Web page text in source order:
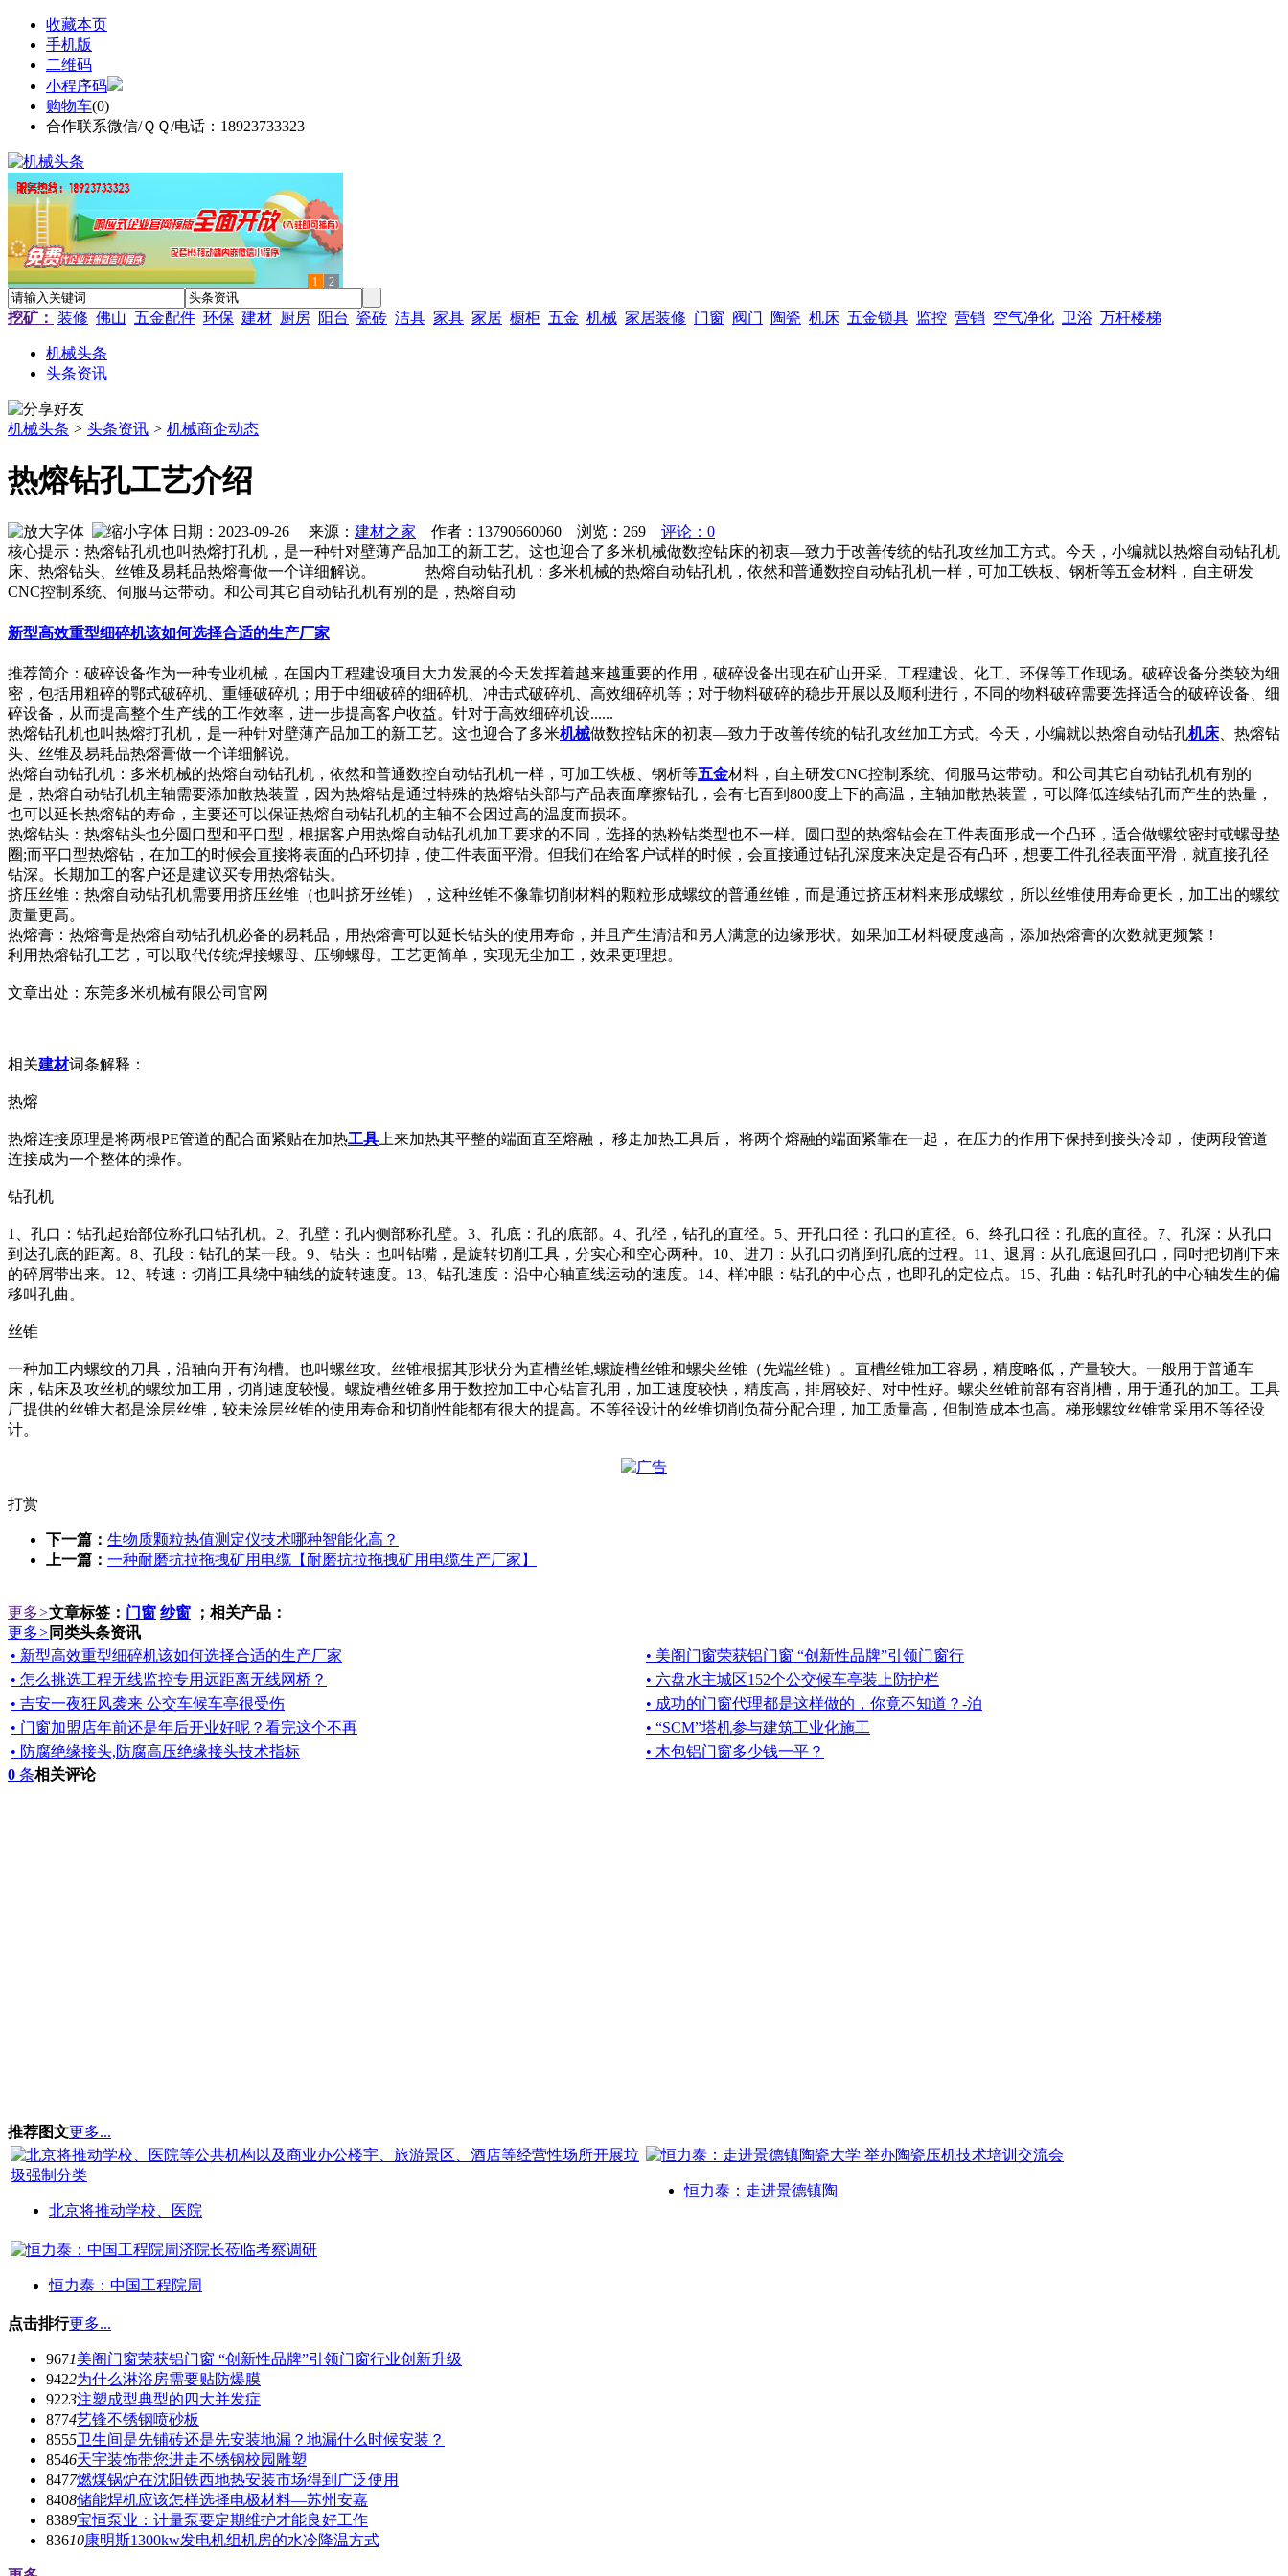
收藏本页
手机版
二维码
小程序码
购物车(0)
合作联系微信/ＱＱ/电话：18923733323
1 2
挖矿： 装修 佛山 五金配件 环保 建材 厨房 阳台 瓷砖 洁具 家具 家居 橱柜 五金 机械 家居装修 门窗 阀门 陶瓷 机床 五金锁具 监控 营销 空气净化 卫浴 万杆楼梯
机械头条
头条资讯
机械头条 > 头条资讯 > 机械商企动态
热熔钻孔工艺介绍
日期：2023-09-26 来源： 建材之家 作者：13790660060 浏览： 269
评论：0
核心提示：热熔钻孔机也叫热熔打孔机，是一种针对壁薄产品加工的新工艺。这也迎合了多米机械做数控钻床的初衷—致力于改善传统的钻孔攻丝加工方式。今天，小编就以热熔自动钻孔机
床、热熔钻头、丝锥及易耗品热熔膏做一个详细解说。 热熔自动钻孔机：多米机械的热熔自动钻孔机，依然和普通数控自动钻孔机一样，可加工铁板、钢析等五金材料，自主研发
CNC控制系统、伺服马达带动。和公司其它自动钻孔机有别的是，热熔自动
新型高效重型细碎机该如何选择合适的生产厂家
推荐简介：破碎设备作为一种专业机械，在国内工程建设项目大力发展的今天发挥着越来越重要的作用，破碎设备出现在矿山开采、工程建设、化工、环保等工作现场。破碎设备分类较为细
密，包括用粗碎的鄂式破碎机、重锤破碎机；用于中细破碎的细碎机、冲击式破碎机、高效细碎机等；对于物料破碎的稳步开展以及顺利进行，不同的物料破碎需要选择适合的破碎设备、细
碎设备，从而提高整个生产线的工作效率，进一步提高客户收益。针对于高效细碎机设......
热熔钻孔机也叫热熔打孔机，是一种针对壁薄产品加工的新工艺。这也迎合了多米机械做数控钻床的初衷—致力于改善传统的钻孔攻丝加工方式。今天，小编就以热熔自动钻孔机床、热熔钻
头、丝锥及易耗品热熔膏做一个详细解说。
热熔自动钻孔机：多米机械的热熔自动钻孔机，依然和普通数控自动钻孔机一样，可加工铁板、钢析等五金材料，自主研发CNC控制系统、伺服马达带动。和公司其它自动钻孔机有别的
是，热熔自动钻孔机主轴需要添加散热装置，因为热熔钻是通过特殊的热熔钻头部与产品表面摩擦钻孔，会有七百到800度上下的高温，主轴加散热装置，可以降低连续钻孔而产生的热量，
也可以延长热熔钻的寿命，主要还可以保证热熔自动钻孔机的主轴不会因过高的温度而损坏。
热熔钻头：热熔钻头也分圆口型和平口型，根据客户用热熔自动钻孔机加工要求的不同，选择的热粉钻类型也不一样。圆口型的热熔钻会在工件表面形成一个凸环，适合做螺纹密封或螺母垫
圈;而平口型热熔钻，在加工的时候会直接将表面的凸环切掉，使工件表面平滑。但我们在给客户试样的时候，会直接通过钻孔深度来决定是否有凸环，想要工件孔径表面平滑，就直接孔径
钻深。长期加工的客户还是建议买专用热熔钻头。
挤压丝锥：热熔自动钻孔机需要用挤压丝锥（也叫挤牙丝锥），这种丝锥不像靠切削材料的颗粒形成螺纹的普通丝锥，而是通过挤压材料来形成螺纹，所以丝锥使用寿命更长，加工出的螺纹
质量更高。
热熔膏：热熔膏是热熔自动钻孔机必备的易耗品，用热熔膏可以延长钻头的使用寿命，并且产生清洁和另人满意的边缘形状。如果加工材料硬度越高，添加热熔膏的次数就更频繁！
利用热熔钻孔工艺，可以取代传统焊接螺母、压铆螺母。工艺更简单，实现无尘加工，效果更理想。
文章出处：东莞多米机械有限公司官网
相关建材词条解释：
热熔
热熔连接原理是将两根PE管道的配合面紧贴在加热工具 上来加热其平整的端面直至熔融， 移走加热工具后， 将两个熔融的端面紧靠在一起， 在压力的作用下保持到接头冷却， 使两段管道
连接成为一个整体的操作。
钻孔机
1、孔口：钻孔起始部位称孔口钻孔机。2、孔壁：孔内侧部称孔壁。3、孔底：孔的底部。4、孔径，钻孔的直径。5、开孔口径：孔口的直径。6、终孔口径：孔底的直径。7、孔深：从孔口
到达孔底的距离。8、孔段：钻孔的某一段。9、钻头：也叫钻嘴，是旋转切削工具，分实心和空心两种。10、进刀：从孔口切削到孔底的过程。11、退屑：从孔底退回孔口，同时把切削下来
的碎屑带出来。12、转速：切削工具绕中轴线的旋转速度。13、钻孔速度：沿中心轴直线运动的速度。14、样冲眼：钻孔的中心点，也即孔的定位点。15、孔曲：钻孔时孔的中心轴发生的偏
移叫孔曲。
丝锥
一种加工内螺纹的刀具，沿轴向开有沟槽。也叫螺丝攻。丝锥根据其形状分为直槽丝锥,螺旋槽丝锥和螺尖丝锥（先端丝锥）。直槽丝锥加工容易，精度略低，产量较大。一般用于普通车
床，钻床及攻丝机的螺纹加工用，切削速度较慢。螺旋槽丝锥多用于数控加工中心钻盲孔用，加工速度较快，精度高，排屑较好、对中性好。螺尖丝锥前部有容削槽，用于通孔的加工。工具
厂提供的丝锥大都是涂层丝锥，较未涂层丝锥的使用寿命和切削性能都有很大的提高。不等径设计的丝锥切削负荷分配合理，加工质量高，但制造成本也高。梯形螺纹丝锥常采用不等径设
计。
打赏
下一篇： 生物质颗粒热值测定仪技术哪种智能化高？
上一篇： 一种耐磨抗拉拖拽矿用电缆【耐磨抗拉拖拽矿用电缆生产厂家】
更多>文章标签： 门窗 纱窗 ；相关产品：
更多> 同类头条资讯
• 新型高效重型细碎机该如何选择合适的生产厂家
• 美阁门窗荣获铝门窗 “创新性品牌”引领门窗行
• 怎么挑选工程无线监控专用远距离无线网桥？
• 六盘水主城区152个公交候车亭装上防护栏
• 吉安一夜狂风袭来 公交车候车亭很受伤
• 成功的门窗代理都是这样做的，你竟不知道？-泊
• 门窗加盟店年前还是年后开业好呢？看完这个不再
• “SCM”塔机参与建筑工业化施工
• 防腐绝缘接头,防腐高压绝缘接头技术指标
• 木包铝门窗多少钱一平？
0 条相关评论
推荐图文更多...
北京将推动学校、医院
恒力泰：走进景德镇陶
恒力泰：中国工程院周
点击排行更多...
9671美阁门窗荣获铝门窗 “创新性品牌”引领门窗行业创新升级
9422为什么淋浴房需要贴防爆膜
9223注塑成型典型的四大并发症
8774艺锋不锈钢喷砂板
8555卫生间是先铺砖还是先安装地漏？地漏什么时候安装？
8546天宇装饰带您进走不锈钢校园雕塑
8477燃煤锅炉在沈阳铁西地热安装市场得到广泛使用
8408储能焊机应该怎样选择电极材料—苏州安嘉
8389宝恒泵业：计量泵要定期维护才能良好工作
83610康明斯1300kw发电机组机房的水冷降温方式